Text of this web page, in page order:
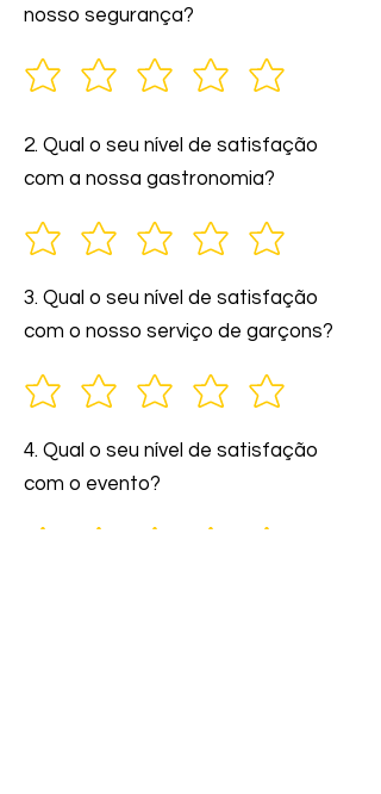
nosso segurança?
2. Qual o seu nível de satisfação
com a nossa gastronomia?
3. Qual o seu nível de satisfação
com o nosso serviço de garçons?
4. Qual o seu nível de satisfação
com o evento?